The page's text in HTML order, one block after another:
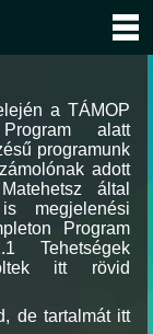
a TÁMOP
Program alatt
programunk
adott
által
megjelenési
Program
Tehetségek
itt rövid
de tartalmát itt